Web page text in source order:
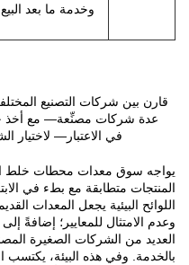
وخدمة ما بعد
قارن بين شركات التصنيع
عدة شركات مصنِّعة— مع أخذ
في الاعتبار— لاختيار
يواجه سوق معدات محطات خلط
المنتجات متطابقة مع بطء في
اللوائح البيئية يجعل المعدات
وعدم الامتثال للمعايير؛ إضافةً
العديد من الشركات الصغيرة
بالخدمة. وفي هذه البيئة، يكتسب